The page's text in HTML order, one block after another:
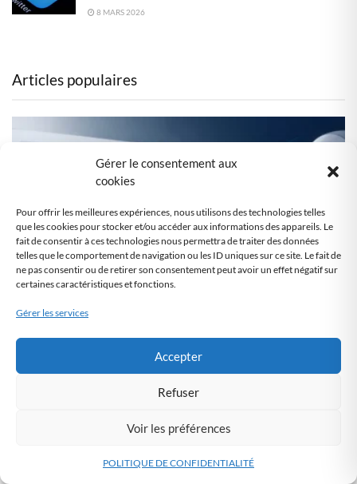
Gérer le consentement aux
cookies
Pour offrir les meilleures expériences, nous utilisons des technologies telles
que les cookies pour stocker et/ou accéder aux informations des appareils. Le
fait de consentir à ces technologies nous permettra de traiter des données
telles que le comportement de navigation ou les ID uniques sur ce site. Le fait de
ne pas consentir ou de retirer son consentement peut avoir un effet négatif sur
certaines caractéristiques et fonctions.
Gérer les services
Accepter
Refuser
Voir les préférences
POLITIQUE DE CONFIDENTIALITÉ
8 MARS 2026
Articles populaires
Pixel de suivi email : comment
rester conforme au RGPD après